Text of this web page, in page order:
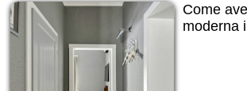
Come
moderna